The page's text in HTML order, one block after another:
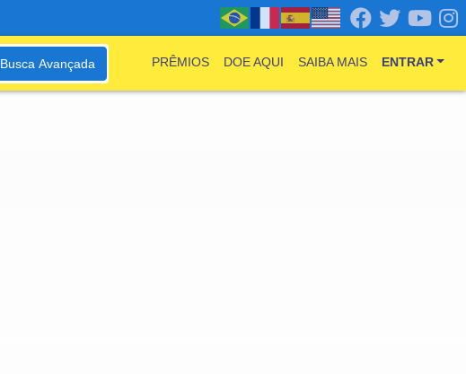
Busca Avançada PRÊMIOS DOE AQUI SAIBA MAIS ENTRAR